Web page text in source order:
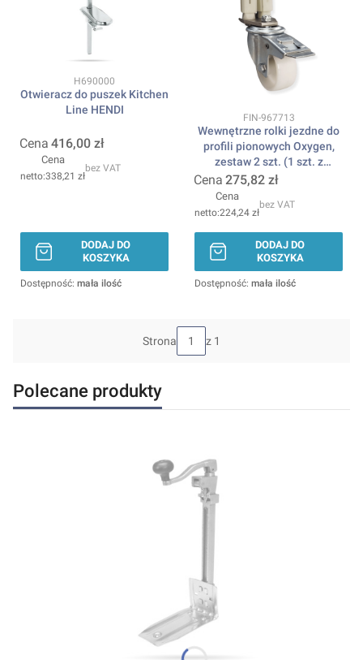
Kod produktu
H690000
Otwieracz do puszek Kitchen
Line HENDI
Cena 416,00 zł
Cena
338,21 zł
bez VAT
DODAJ DO
KOSZYKA
Dostępność: mała ilość
Kod produktu
FIN-967713
Wewnętrzne rolki jezdne do
profili pionowych Oxygen,
zestaw 2 szt. (1 szt. z
hamulcem + 1 szt. bez
Cena 275,82 zł
Cena
224,24 zł
bez VAT
DODAJ DO
KOSZYKA
Dostępność: mała ilość
Strona z 1
Polecane produkty